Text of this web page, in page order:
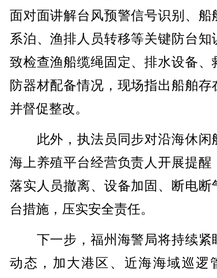
面对面讲解台风预警信号识别、船
系泊、渔排人员转移等关键防台知
致检查渔船缆绳固定、排水设备、
防器材配备情况，现场指出船舶存
并督促整改。
此外，执法员同步对沿海休闲
海上养殖平台经营负责人开展提醒
落实人员撤离、设备加固、断电断
台措施，压实安全责任。
下一步，福州海警局将持续紧
动态，加大港区、近海海域巡逻